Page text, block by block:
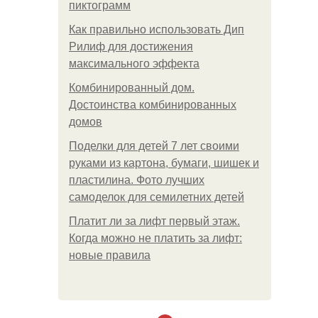
пиктограмм
Как правильно использовать Дип
Рилиф для достижения
максимального эффекта
Комбинированный дом.
Достоинства комбинированных
домов
Поделки для детей 7 лет своими
руками из картона, бумаги, шишек и
пластилина. Фото лучших
самоделок для семилетних детей
Платит ли за лифт первый этаж.
Когда можно не платить за лифт:
новые правила